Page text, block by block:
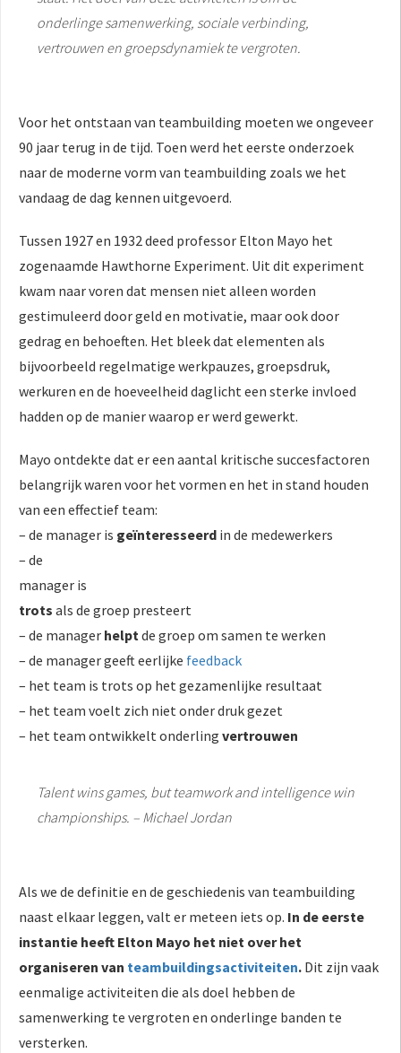
onderlinge samenwerking, sociale verbinding,
vertrouwen en groepsdynamiek te vergroten.
Voor het ontstaan van teambuilding moeten we ongeveer
90 jaar terug in de tijd. Toen werd het eerste onderzoek
naar de moderne vorm van teambuilding zoals we het
vandaag de dag kennen uitgevoerd.
Tussen 1927 en 1932 deed professor Elton Mayo het
zogenaamde Hawthorne Experiment. Uit dit experiment
kwam naar voren dat mensen niet alleen worden
gestimuleerd door geld en motivatie, maar ook door
gedrag en behoeften. Het bleek dat elementen als
bijvoorbeeld regelmatige werkpauzes, groepsdruk,
werkuren en de hoeveelheid daglicht een sterke invloed
hadden op de manier waarop er werd gewerkt.
Mayo ontdekte dat er een aantal kritische succesfactoren
belangrijk waren voor het vormen en het in stand houden
van een effectief team:
– de manager is geïnteresseerd in de medewerkers
– de
manager is
trots als de groep presteert
– de manager helpt de groep om samen te werken
– de manager geeft eerlijke feedback
– het team is trots op het gezamenlijke resultaat
– het team voelt zich niet onder druk gezet
– het team ontwikkelt onderling vertrouwen
Talent wins games, but teamwork and intelligence win
championships. – Michael Jordan
Als we de definitie en de geschiedenis van teambuilding
naast elkaar leggen, valt er meteen iets op. In de eerste
instantie heeft Elton Mayo het niet over het
organiseren van teambuildingsactiviteiten. Dit zijn vaak
eenmalige activiteiten die als doel hebben de
samenwerking te vergroten en onderlinge banden te
versterken.